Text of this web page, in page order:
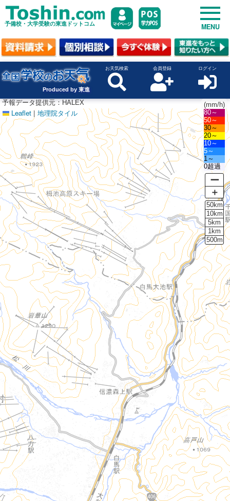
予備校・大学受験の東進ドットコム MENU
Produced by 東進
お天気検索 会員登録 ログイン
Leaflet | 地理院タイル
(mm/h)
80～
50～
30～
20～
10～
5～
1～
0超過
ー
＋
50km
10km
5km
1km
500m
予報データ提供元：HALEX